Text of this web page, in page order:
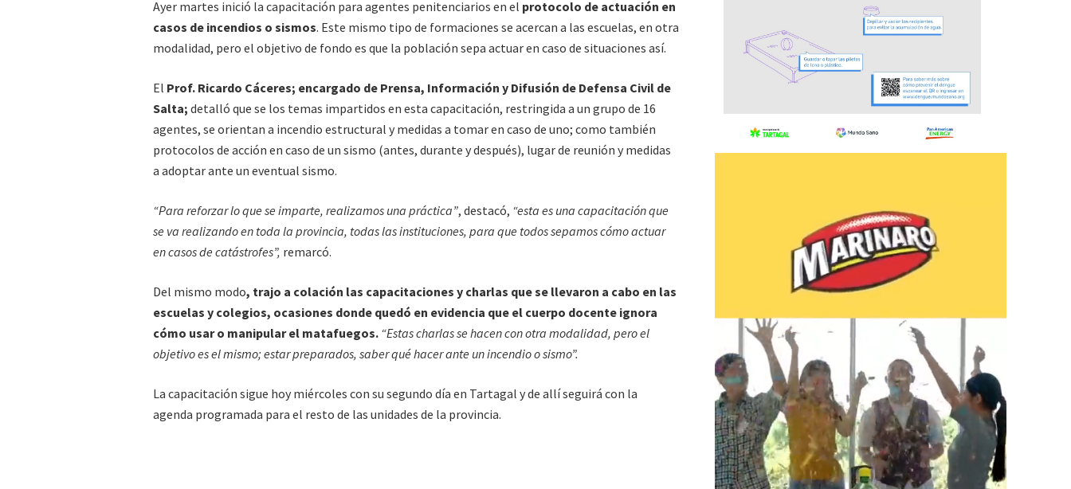
Ayer martes inició la capacitación para agentes penitenciarios en el protocolo de actuación en
casos de incendios o sismos. Este mismo tipo de formaciones se acercan a las escuelas, en otra
modalidad, pero el objetivo de fondo es que la población sepa actuar en caso de situaciones así.
El Prof. Ricardo Cáceres; encargado de Prensa, Información y Difusión de Defensa Civil de
Salta; detalló que se los temas impartidos en esta capacitación, restringida a un grupo de 16
agentes, se orientan a incendio estructural y medidas a tomar en caso de uno; como también
protocolos de acción en caso de un sismo (antes, durante y después), lugar de reunión y medidas
a adoptar ante un eventual sismo.
“Para reforzar lo que se imparte, realizamos una práctica”, destacó, “esta es una capacitación que
se va realizando en toda la provincia, todas las instituciones, para que todos sepamos cómo actuar
en casos de catástrofes”, remarcó.
Del mismo modo, trajo a colación las capacitaciones y charlas que se llevaron a cabo en las
escuelas y colegios, ocasiones donde quedó en evidencia que el cuerpo docente ignora
cómo usar o manipular el matafuegos. “Estas charlas se hacen con otra modalidad, pero el
objetivo es el mismo; estar preparados, saber qué hacer ante un incendio o sismo”.
La capacitación sigue hoy miércoles con su segundo día en Tartagal y de allí seguirá con la
agenda programada para el resto de las unidades de la provincia.